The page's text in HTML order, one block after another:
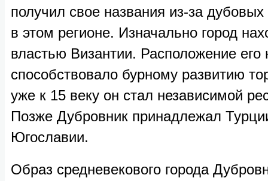
получил свое названия из-за
в этом регионе. Изначально город
властью Византии. Расположение его
способствовало бурному развитию
уже к 15 веку он стал независимой
Позже Дубровник принадлежал
Югославии.
Образ средневекового города